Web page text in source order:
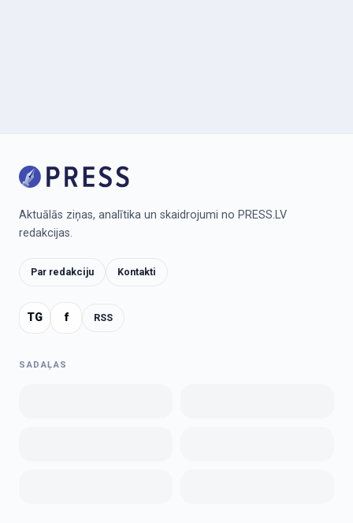
Aktuālās ziņas, analītika un skaidrojumi no PRESS.LV
redakcijas.
Par redakciju Kontakti
TG f RSS
SADAĻAS